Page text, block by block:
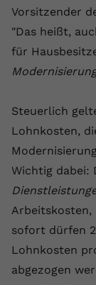
Vorsitzender
"Das heißt,
für
Steuerlich
Lohnkosten,
Wichtig dabei:
Arbeitskosten,
sofort dürfen
Lohnkosten
abgezogen
Name
Laufzeit
Zweck
Zweck
Name
Anbieter
Laufzeit
Externe
Wir
um Ihnen
Name
Anbieter
Laufzeit
Zweck